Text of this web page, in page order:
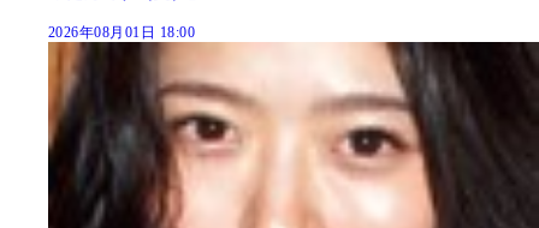
2026年08月01日 18:00